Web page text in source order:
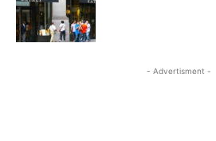
- Advertisment -